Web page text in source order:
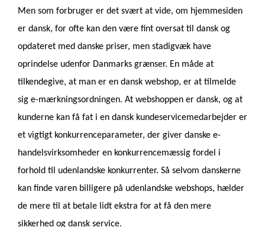
Men som forbruger er det svært at vide, om hjemmesiden
er dansk, for ofte kan den være fint oversat til dansk og
opdateret med danske priser, men stadigvæk have
oprindelse udenfor Danmarks grænser. En måde at
tilkendegive, at man er en dansk webshop, er at tilmelde
sig e-mærkningsordningen. At webshoppen er dansk, og at
kunderne kan få fat i en dansk kundeservicemedarbejder er
et vigtigt konkurrenceparameter, der giver danske e-
handelsvirksomheder en konkurrencemæssig fordel i
forhold til udenlandske konkurrenter. Så selvom danskerne
kan finde varen billigere på udenlandske webshops, hælder
de mere til at betale lidt ekstra for at få den mere
sikkerhed og dansk service.